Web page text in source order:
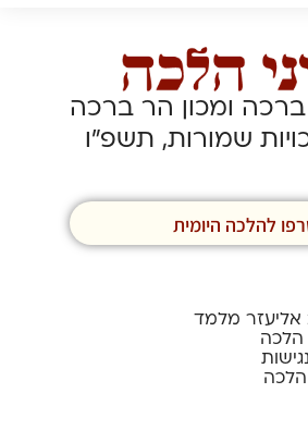
ומכון הר ברכה
שמורות, תשפ”ו
להלכה היומית
מלמד
הלכה
הלכה